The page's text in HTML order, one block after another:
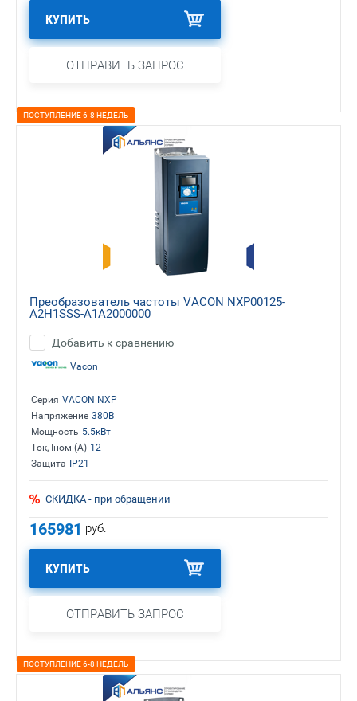
КУПИТЬ
ОТПРАВИТЬ ЗАПРОС
ПОСТУПЛЕНИЕ 6-8 НЕДЕЛЬ
Преобразователь частоты VACON NXP00125-
A2H1SSS-A1A2000000
Добавить к сравнению
Vacon
Серия VACON NXP
Напряжение 380В
Мощность 5.5кВт
Ток, Iном (А) 12
Защита
IP21
СКИДКА - при обращении
165981 руб.
КУПИТЬ
ОТПРАВИТЬ ЗАПРОС
ПОСТУПЛЕНИЕ 6-8 НЕДЕЛЬ